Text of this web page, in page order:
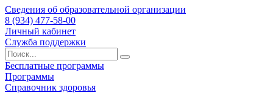
Сведения об образовательной организации
8 (934) 477-58-00
Личный кабинет
Служба поддержки
Бесплатные программы
Программы
Справочник здоровья